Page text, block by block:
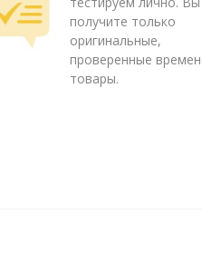
получите только
оригинальные,
проверенные
товары.